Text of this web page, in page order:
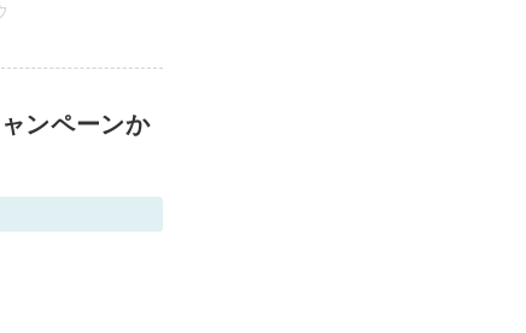
ンペーンか